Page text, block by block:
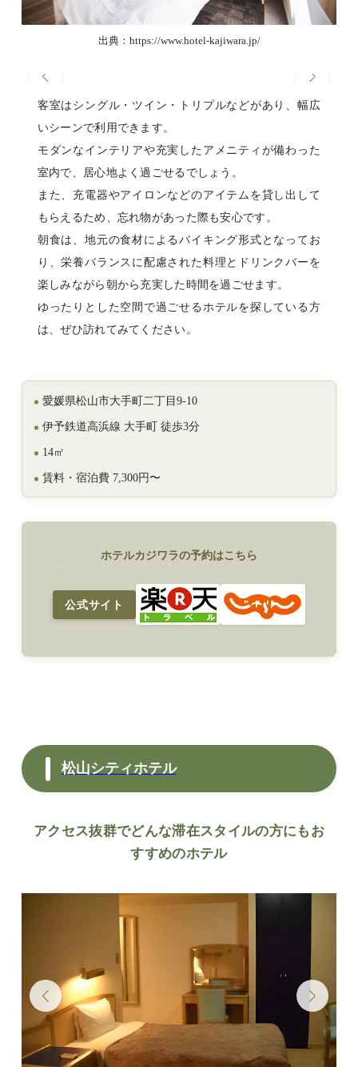
出典：https://www.hotel-kajiwara.jp/
客室はシングル・ツイン・トリプルなどがあり、幅広
いシーンで利用できます。
モダンなインテリアや充実したアメニティが備わった
室内で、居心地よく過ごせるでしょう。
また、充電器やアイロンなどのアイテムを貸し出して
もらえるため、忘れ物があった際も安心です。
朝食は、地元の食材によるバイキング形式となってお
り、栄養バランスに配慮された料理とドリンクバーを
楽しみながら朝から充実した時間を過ごせます。
ゆったりとした空間で過ごせるホテルを探している方
は、ぜひ訪れてみてください。
愛媛県松山市大手町二丁目9-10
伊予鉄道高浜線 大手町 徒歩3分
14㎡
賃料・宿泊費 7,300円〜
ホテルカジワラの予約はこちら
公式サイト
松山シティホテル
アクセス抜群でどんな滞在スタイルの方にもお
すすめのホテル